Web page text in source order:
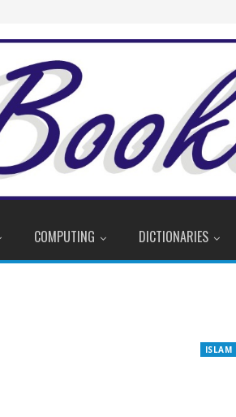
COMPUTING DICTIONARIES
ISLAM